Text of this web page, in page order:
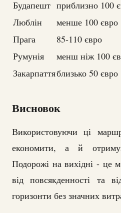
Будапешт приблизно 100
Люблін
менше 100 євро
Прага
85-110 євро
Румунія
менш ніж 100
Закарпаттяблизько 50 євро
Висновок
Використовуючи ці
економити, а й
Подорожі на вихідні - це
від повсякденності та
горизонти без значних